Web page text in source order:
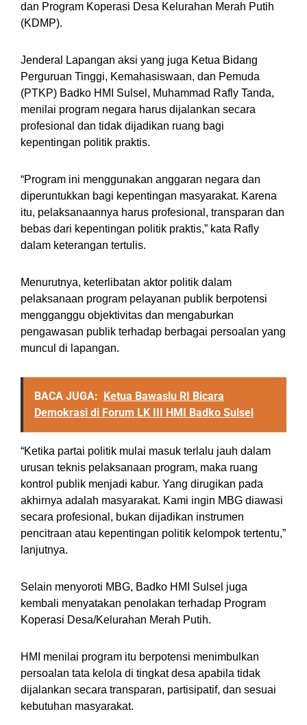
dan Program Koperasi Desa Kelurahan Merah Putih
(KDMP).
Jenderal Lapangan aksi yang juga Ketua Bidang
Perguruan Tinggi, Kemahasiswaan, dan Pemuda
(PTKP) Badko HMI Sulsel, Muhammad Rafly Tanda,
menilai program negara harus dijalankan secara
profesional dan tidak dijadikan ruang bagi
kepentingan politik praktis.
“Program ini menggunakan anggaran negara dan
diperuntukkan bagi kepentingan masyarakat. Karena
itu, pelaksanaannya harus profesional, transparan dan
bebas dari kepentingan politik praktis,” kata Rafly
dalam keterangan tertulis.
Menurutnya, keterlibatan aktor politik dalam
pelaksanaan program pelayanan publik berpotensi
mengganggu objektivitas dan mengaburkan
pengawasan publik terhadap berbagai persoalan yang
muncul di lapangan.
BACA JUGA: Ketua Bawaslu RI Bicara
Demokrasi di Forum LK III HMI Badko Sulsel
“Ketika partai politik mulai masuk terlalu jauh dalam
urusan teknis pelaksanaan program, maka ruang
kontrol publik menjadi kabur. Yang dirugikan pada
akhirnya adalah masyarakat. Kami ingin MBG diawasi
secara profesional, bukan dijadikan instrumen
pencitraan atau kepentingan politik kelompok tertentu,”
lanjutnya.
Selain menyoroti MBG, Badko HMI Sulsel juga
kembali menyatakan penolakan terhadap Program
Koperasi Desa/Kelurahan Merah Putih.
HMI menilai program itu berpotensi menimbulkan
persoalan tata kelola di tingkat desa apabila tidak
dijalankan secara transparan, partisipatif, dan sesuai
kebutuhan masyarakat.